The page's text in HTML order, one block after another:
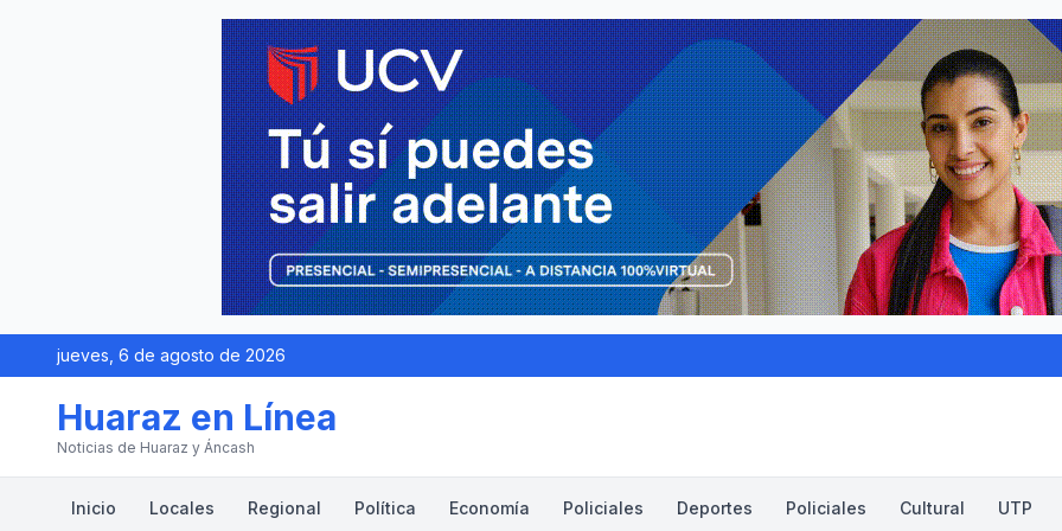
jueves, 6 de agosto de 2026
Huaraz en Línea
Noticias de Huaraz y Áncash
Inicio Locales Regional Política Economía Policiales Deportes Policiales Cultural UTP